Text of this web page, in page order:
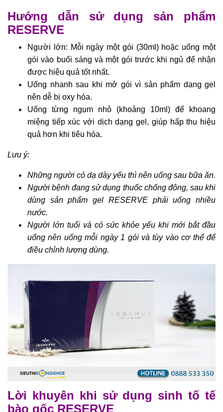
Hướng dẫn sử dụng sản phẩm
RESERVE
Người lớn: Mỗi ngày một gói (30ml) hoặc uống một
gói vào buổi sáng và một gói trước khi ngủ để nhận
được hiệu quả tốt nhất.
Uống nhanh sau khi mở gói vì sản phẩm dạng gel
nên dễ bị oxy hóa.
Uống từng ngụm nhỏ (khoảng 10ml) để khoang
miệng tiếp xúc với dịch dạng gel, giúp hấp thụ hiệu
quả hơn khi tiêu hóa.
Lưu ý:
Những người có dạ dày yếu thì nên uống sau bữa ăn.
Người bệnh đang sử dụng thuốc chống đông, sau khi
dùng sản phẩm gel RESERVE phải uống nhiều
nước.
Người lớn tuổi và có sức khỏe yếu khi mới bắt đầu
uống nên uống mỗi ngày 1 gói và tùy vào cơ thể để
điều chỉnh lượng dùng.
Lời khuyên khi sử dụng sinh tố tế
bào gốc RESERVE